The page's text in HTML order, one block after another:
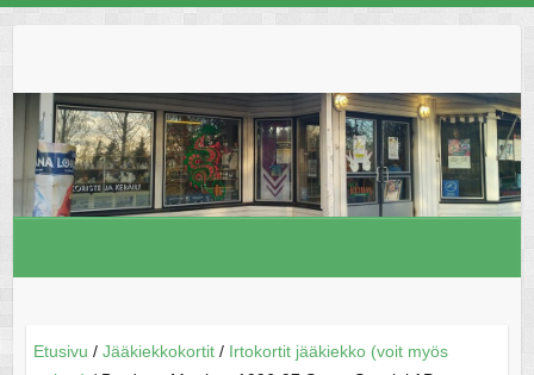
Etusivu / Jääkiekkokortit/ Irtokortit jääkiekko (voit myös